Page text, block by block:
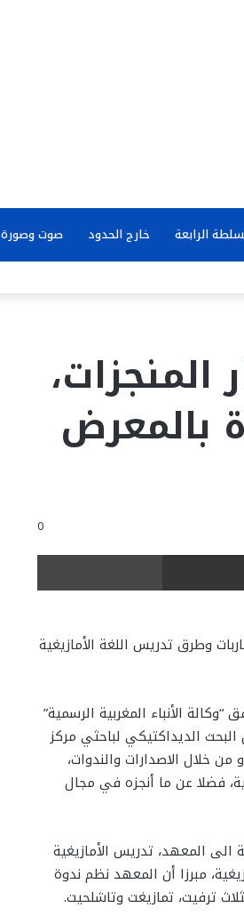
الرابعة خارج الحدود صوت وصورة
المنجزات،
بالمعرض
0
مشاركة عبر البريد
للنشر والكتاب، مقاربات وطرق تدريس اللغة الأمازيغية
“وكالة الأنباء المغربية الرسمية”
الديداكتيكي لباحثي مركز
من خلال الاصدارات والندوات،
فضلا عن ما أنجزه في مجال
المعهد، تدريس الأمازيغية
مبرزا أن المعهد نظم ندوة
ترفيت، تمازيغت وتاشلحيت.